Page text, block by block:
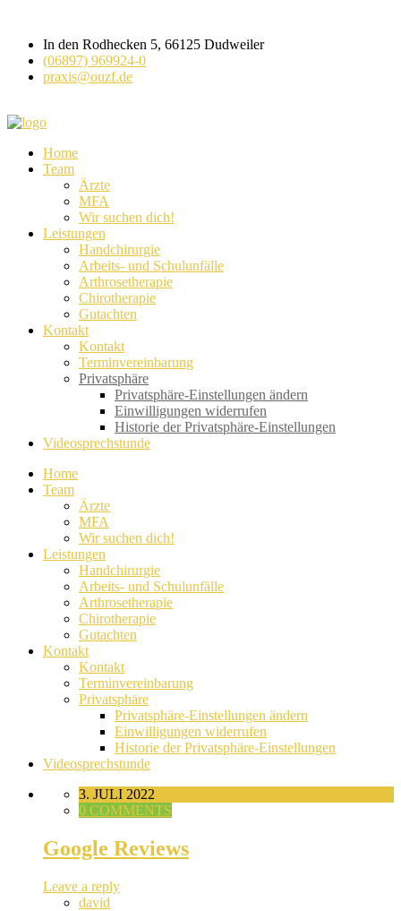
In den Rodhecken 5, 66125 Dudweiler
(06897) 969924-0
praxis@ouzf.de
Home
Team
Ärzte
MFA
Wir suchen dich!
Leistungen
Handchirurgie
Arbeits- und Schulunfälle
Arthrosetherapie
Chirotherapie
Gutachten
Kontakt
Kontakt
Terminvereinbarung
Privatsphäre
Privatsphäre-Einstellungen ändern
Einwilligungen widerrufen
Historie der Privatsphäre-Einstellungen
Videosprechstunde
Home
Team
Ärzte
MFA
Wir suchen dich!
Leistungen
Handchirurgie
Arbeits- und Schulunfälle
Arthrosetherapie
Chirotherapie
Gutachten
Kontakt
Kontakt
Terminvereinbarung
Privatsphäre
Privatsphäre-Einstellungen ändern
Einwilligungen widerrufen
Historie der Privatsphäre-Einstellungen
Videosprechstunde
3. JULI 2022
0 COMMENTS
Google Reviews
Leave a reply
david